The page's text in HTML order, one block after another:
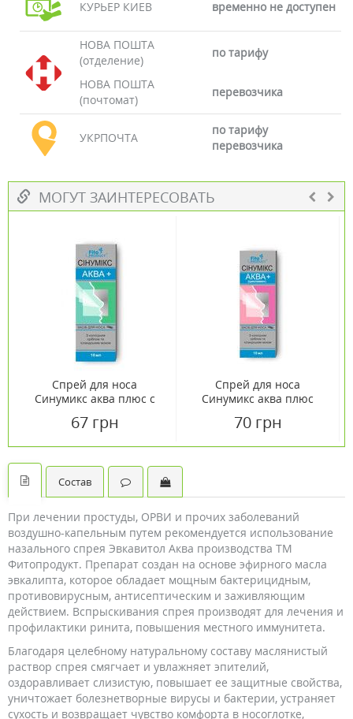
КУРЬЕР КИЕВ временно не доступен
НОВА ПОШТА
(отделение)
по тарифу
НОВА ПОШТА
(почтомат)
перевозчика
УКРПОЧТА
по тарифу
перевозчика
МОГУТ ЗАИНТЕРЕСОВАТЬ
Спрей для носа
Синумикс аква плюс с
исландским мхом, 10 мл
67 грн
Спрей для носа
Синумикс аква плюс
серебром, 10 мл
70 грн
Состав
При лечении простуды, ОРВИ и прочих заболеваний
воздушно-капельным путем рекомендуется использование
назального спрея Эвкавитол Аква производства ТМ
Фитопродукт. Препарат создан на основе эфирного масла
эвкалипта, которое обладает мощным бактерицидным,
противовирусным, антисептическим и заживляющим
действием. Вспрыскивания спрея производят для лечения и
профилактики ринита, повышения местного иммунитета.
Благодаря целебному натуральному составу маслянистый
раствор спрея смягчает и увлажняет эпителий,
оздоравливает слизистую, повышает ее защитные свойства,
уничтожает болезнетворные вирусы и бактерии, устраняет
сухость и возвращает чувство комфорта в носоглотке,